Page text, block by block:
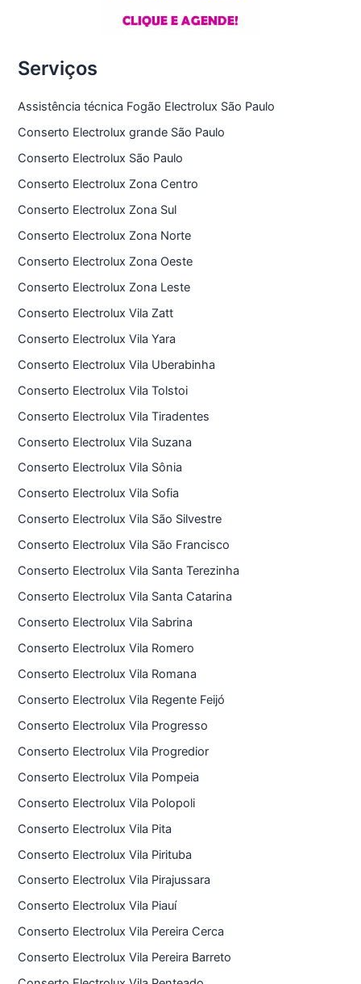
Serviços
Assistência técnica Fogão Electrolux São Paulo
Conserto Electrolux grande São Paulo
Conserto Electrolux São Paulo
Conserto Electrolux Zona Centro
Conserto Electrolux Zona Sul
Conserto Electrolux Zona Norte
Conserto Electrolux Zona Oeste
Conserto Electrolux Zona Leste
Conserto Electrolux Vila Zatt
Conserto Electrolux Vila Yara
Conserto Electrolux Vila Uberabinha
Conserto Electrolux Vila Tolstoi
Conserto Electrolux Vila Tiradentes
Conserto Electrolux Vila Suzana
Conserto Electrolux Vila Sônia
Conserto Electrolux Vila Sofia
Conserto Electrolux Vila São Silvestre
Conserto Electrolux Vila São Francisco
Conserto Electrolux Vila Santa Terezinha
Conserto Electrolux Vila Santa Catarina
Conserto Electrolux Vila Sabrina
Conserto Electrolux Vila Romero
Conserto Electrolux Vila Romana
Conserto Electrolux Vila Regente Feijó
Conserto Electrolux Vila Progresso
Conserto Electrolux Vila Progredior
Conserto Electrolux Vila Pompeia
Conserto Electrolux Vila Polopoli
Conserto Electrolux Vila Pita
Conserto Electrolux Vila Pirituba
Conserto Electrolux Vila Pirajussara
Conserto Electrolux Vila Piauí
Conserto Electrolux Vila Pereira Cerca
Conserto Electrolux Vila Pereira Barreto